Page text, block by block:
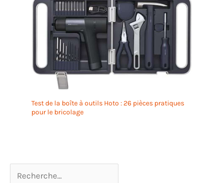
Test de la boîte à outils Hoto : 26 pièces pratiques
pour le bricolage